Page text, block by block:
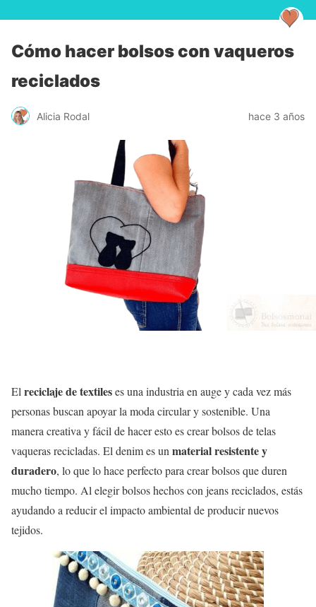
Cómo hacer bolsos con vaqueros
reciclados
Alicia Rodal hace 3 años
El reciclaje de textileses una industria en auge y cada vez más
personas buscan apoyar la moda circular y sostenible. Una
manera creativa y fácil de hacer esto es crear bolsos de telas
vaqueras recicladas. El denim es un material resistente y
duradero, lo que lo hace perfecto para crear bolsos que duren
mucho tiempo. Al elegir bolsos hechos con jeans reciclados, estás
ayudando a reducir el impacto ambiental de producir nuevos
tejidos.